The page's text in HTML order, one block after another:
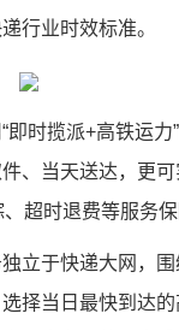
行业时效标准。
时揽派+高铁运
、当天送达，更
超时退费等服务保
立于快递大网，
择当日最快到达